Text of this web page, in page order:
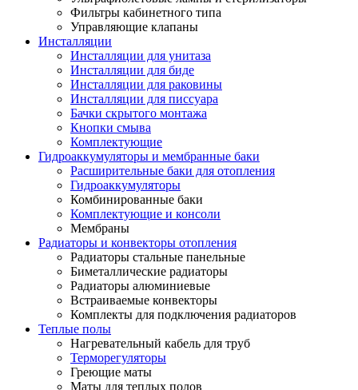
Фильтры кабинетного типа
Управляющие клапаны
Инсталляции
Инсталляции для унитаза
Инсталляции для биде
Инсталляции для раковины
Инсталляции для писсуара
Бачки скрытого монтажа
Кнопки смыва
Комплектующие
Гидроаккумуляторы и мембранные баки
Расширительные баки для отопления
Гидроаккумуляторы
Комбинированные баки
Комплектующие и консоли
Мембраны
Радиаторы и конвекторы отопления
Радиаторы стальные панельные
Биметаллические радиаторы
Радиаторы алюминиевые
Встраиваемые конвекторы
Комплекты для подключения радиаторов
Теплые полы
Нагревательный кабель для труб
Терморегуляторы
Греющие маты
Маты для теплых полов